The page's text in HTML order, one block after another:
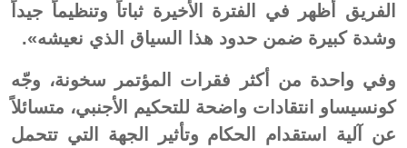
الفريق أظهر في الفترة الأخيرة ثباتاً وتنظيماً جيداً
وشدة كبيرة ضمن حدود هذا السياق الذي نعيشه».
وفي واحدة من أكثر فقرات المؤتمر سخونة، وجّه
كونسيساو انتقادات واضحة للتحكيم الأجنبي، متسائلاً
عن آلية استقدام الحكام وتأثير الجهة التي تتحمل